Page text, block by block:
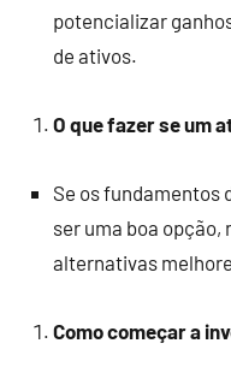
potencializar
de ativos.
O que fazer se um
Se os fundamentos
ser uma boa opção,
alternativas
Como começar a